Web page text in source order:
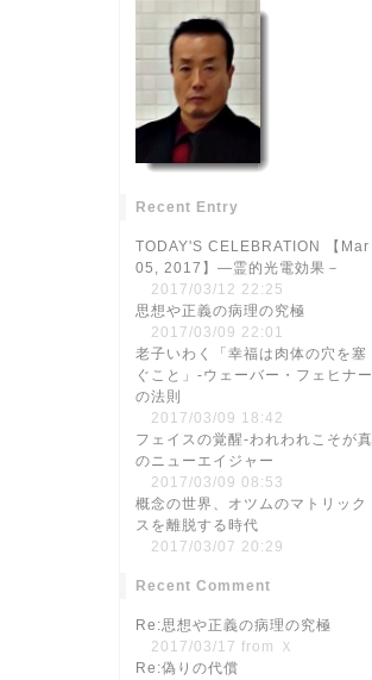
Recent Entry
TODAY'S CELEBRATION 【Mar
05, 2017】―霊的光電効果－
2017/03/12 22:25
思想や正義の病理の究極
2017/03/09 22:01
老子いわく「幸福は肉体の穴を塞
ぐこと」-ウェーバー・フェヒナー
の法則
2017/03/09 18:42
フェイスの覚醒-われわれこそが真
のニューエイジャー
2017/03/09 08:53
概念の世界、オツムのマトリック
スを離脱する時代
2017/03/07 20:29
Recent Comment
Re:思想や正義の病理の究極
2017/03/17 from Ｘ
Re:偽りの代償